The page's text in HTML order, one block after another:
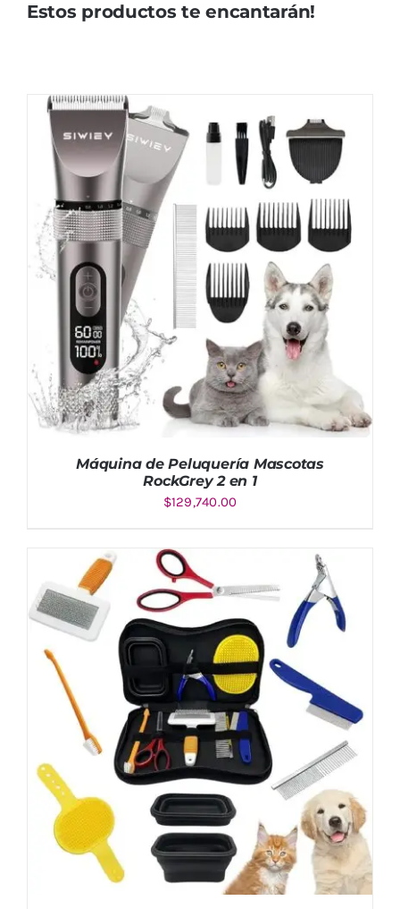
Estos productos te encantarán!
AÑADIR AL CARRITO DETALLES
Máquina de Peluquería Mascotas
RockGrey 2 en 1
$129,740.00